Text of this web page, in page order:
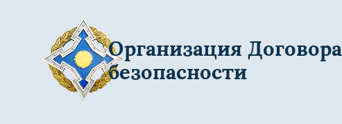
Организация
безопасности